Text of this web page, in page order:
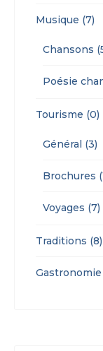
Musique (7)
Chansons
Poésie
Tourisme (0)
Général (3)
Brochures
Voyages (7)
Traditions (8)